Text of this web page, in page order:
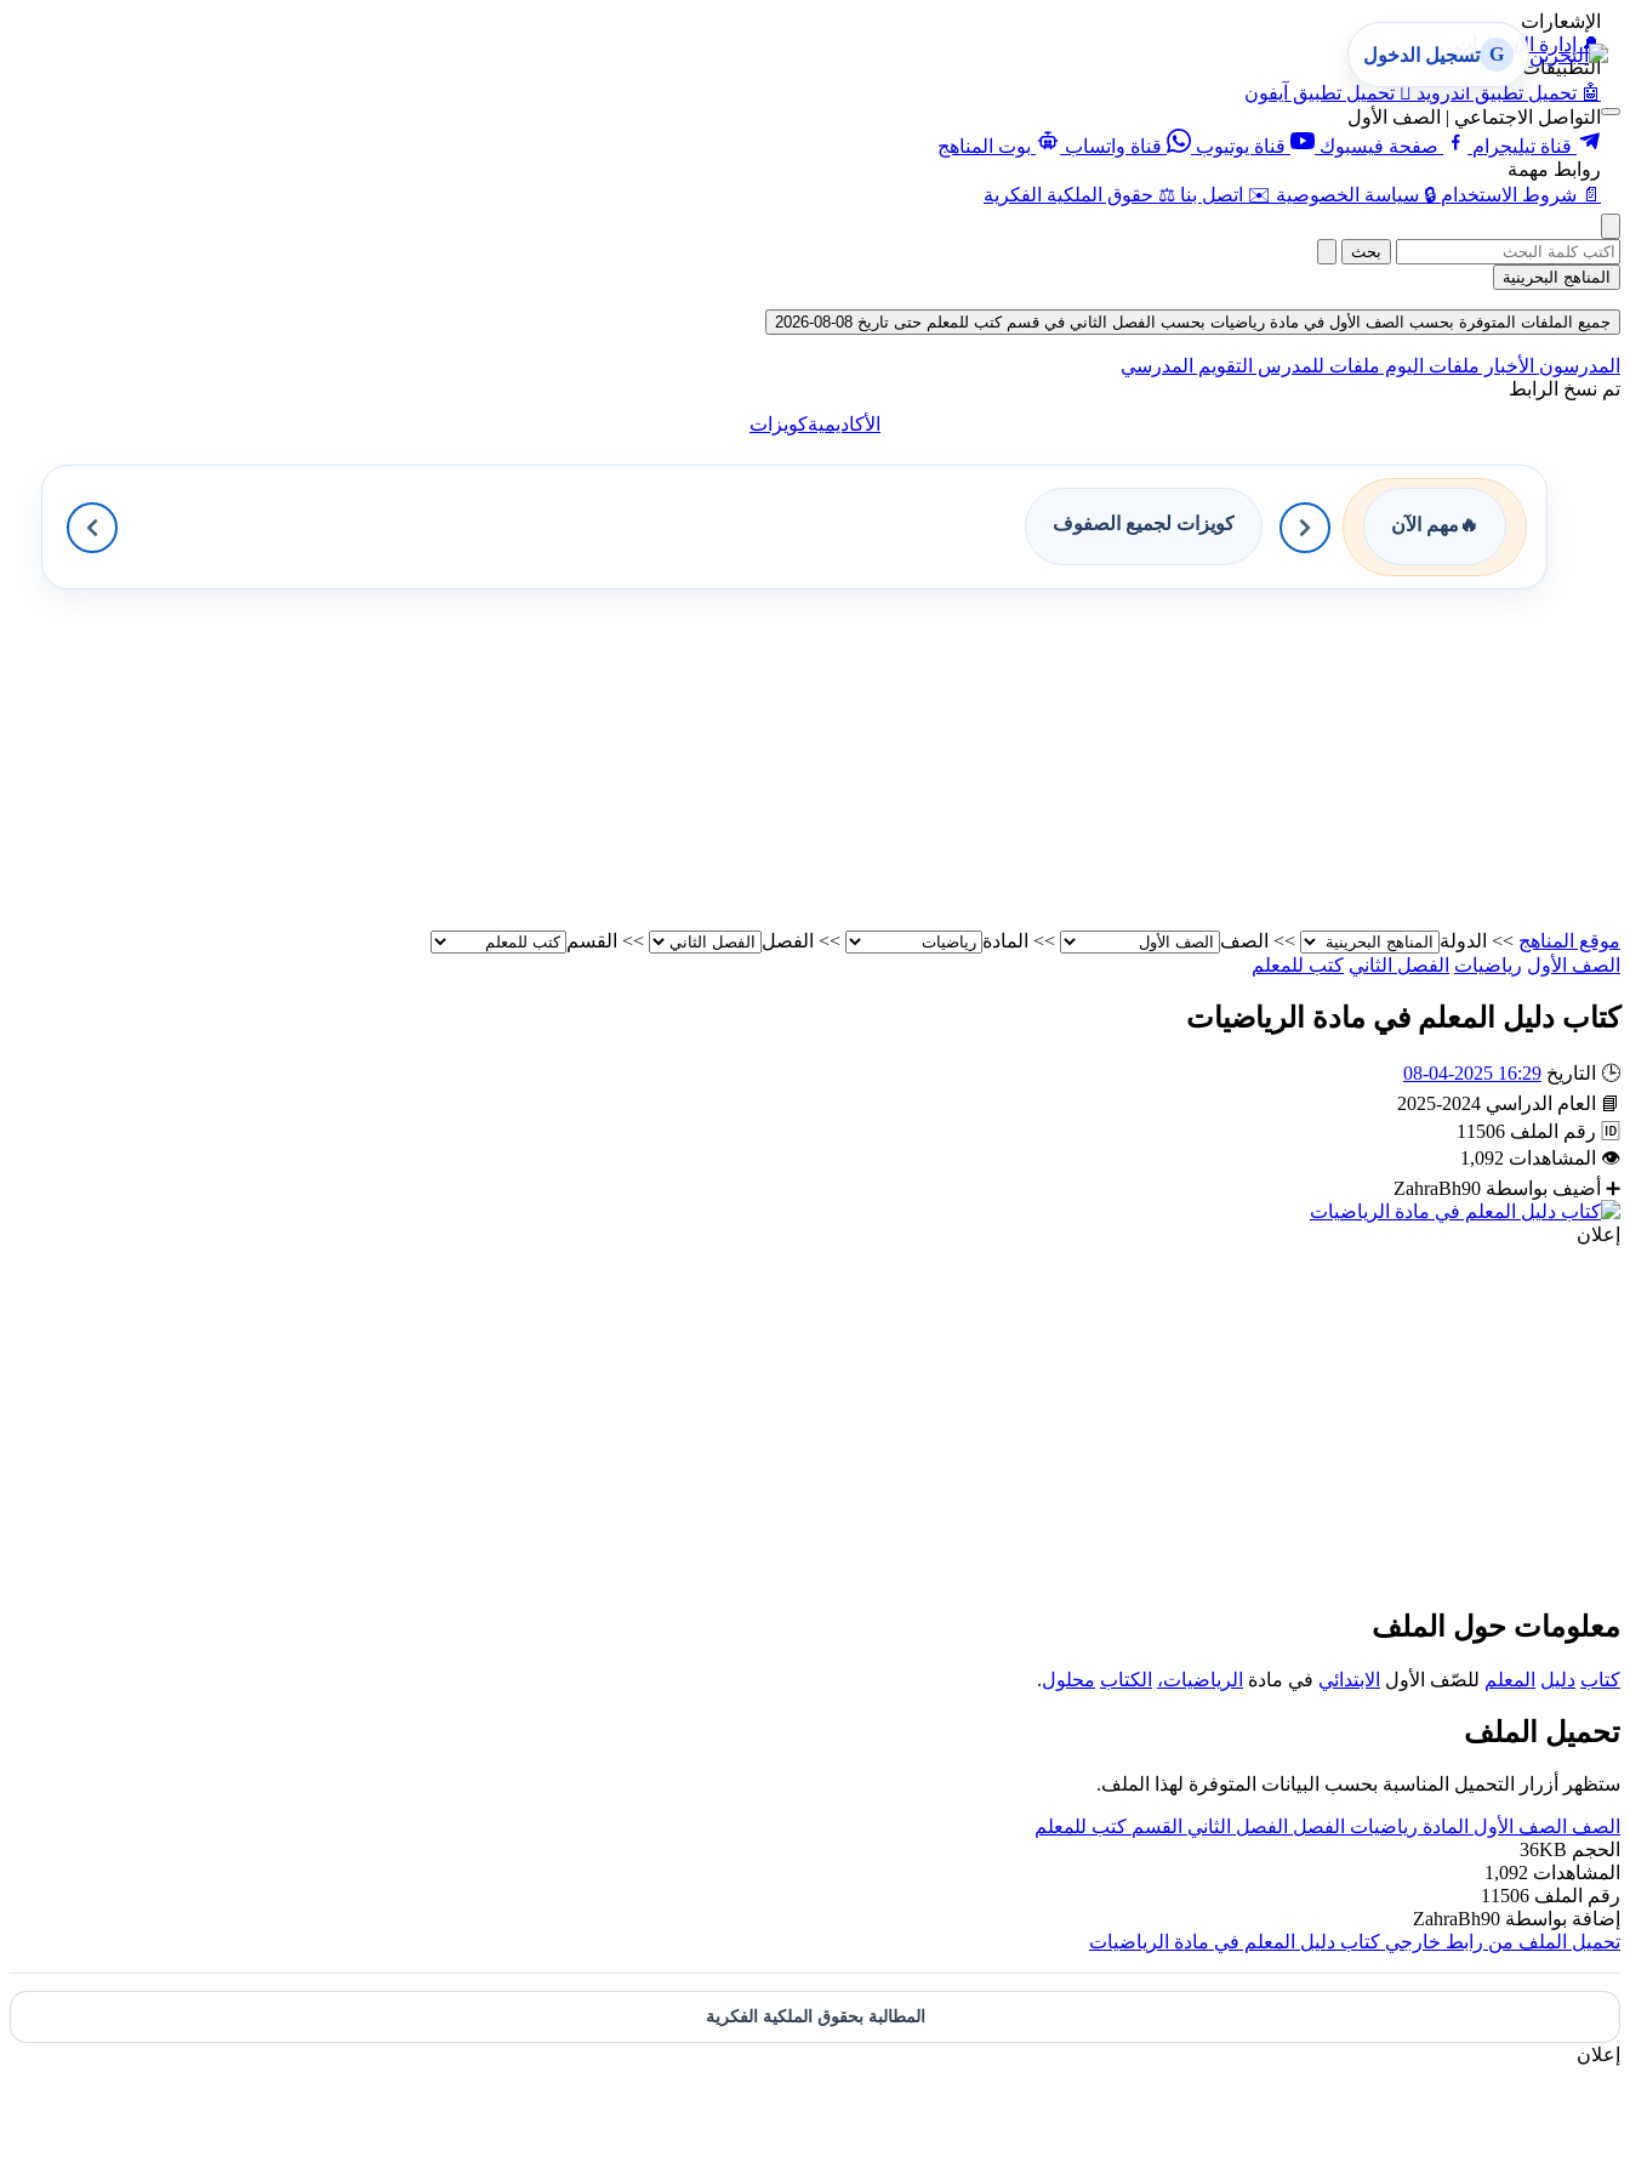
الإشعارات
🔔 إدارة الإشعارات
التطبيقات
🤖 تحميل تطبيق أندرويد  تحميل تطبيق آيفون
التواصل الاجتماعي | الصف الأول
قناة تيليجرام
صفحة فيسبوك قناة يوتيوب قناة واتساب
بوت المناهج
روابط مهمة
📄 شروط الاستخدام 🔒 سياسة الخصوصية ✉️ اتصل بنا ⚖️ حقوق الملكية الفكرية
G تسجيل الدخول
بحث
المناهج البحرينية
جميع الملفات المتوفرة بحسب الصف الأول في مادة رياضيات بحسب الفصل الثاني في قسم كتب للمعلم حتى تاريخ 08-08-2026
المدرسون الأخبار ملفات اليوم ملفات للمدرس التقويم المدرسي
تم نسخ الرابط
الأكاديميةكويزات
🔥 مهم الآن كويزات لجميع الصفوف
موقع المناهج >> الدولة >> الصف >> المادة >> الفصل >> القسم
الصف الأول رياضيات الفصل الثاني كتب للمعلم
كتاب دليل المعلم في مادة الرياضيات
🕒 التاريخ 16:29 2025-04-08
📘
العام الدراسي 2024-2025
🆔 رقم الملف 11506
👁 المشاهدات 1,092
➕ أضيف بواسطة ZahraBh90
إعلان
معلومات حول الملف
كتاب دليل المعلم للصّف الأول الابتدائي في مادة الرياضيات، الكتاب محلول.
تحميل الملف
ستظهر أزرار التحميل المناسبة بحسب البيانات المتوفرة لهذا الملف.
الصف الصف الأول المادة رياضيات الفصل الفصل الثاني القسم كتب للمعلم
الحجم 36KB
المشاهدات 1,092
رقم الملف 11506
إضافة بواسطة ZahraBh90
تحميل الملف من رابط خارجي كتاب دليل المعلم في مادة الرياضيات
المطالبة بحقوق الملكية الفكرية
إعلان